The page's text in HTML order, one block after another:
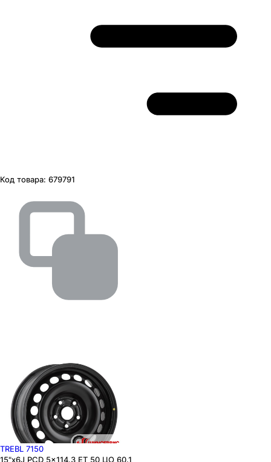
Код товара: 679791
TREBL 7150
15"x6J PCD 5x114.3 ЕТ 50 ЦО 60.1